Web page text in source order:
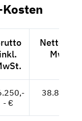
inkl.
Netto
MwSt.
- €
38.866,--